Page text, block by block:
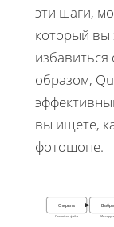
эти шаги,
который вы
избавиться
образом,
вы ищете,
фотошопе.
Открыть
Откройте файл